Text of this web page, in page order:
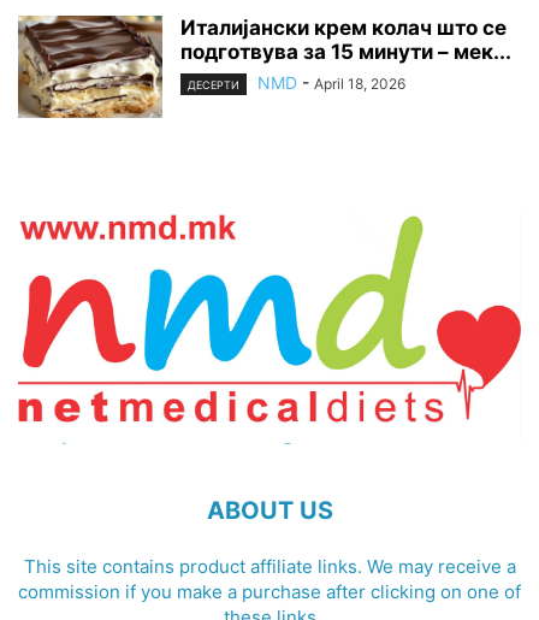
Италијански крем колач што се
подготвува за 15 минути – мек...
ДЕСЕРТИ NMD - April 18, 2026
ABOUT US
This site contains product affiliate links. We may receive a
commission if you make a purchase after clicking on one of